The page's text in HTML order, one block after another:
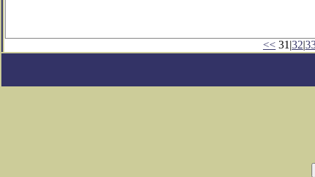
<< 31|32|